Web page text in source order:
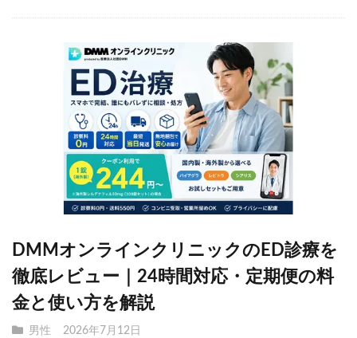
DMMオンラインクリニックのED診療を
徹底レビュー｜24時間対応・定期便の料
金と使い方を解説
男性 2026年7月12日